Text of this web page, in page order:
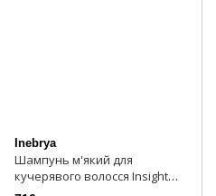
Inebrya
Шампунь м'який для
кучерявого волосся Insight
Elasti-Curl Shampoo 100 мл